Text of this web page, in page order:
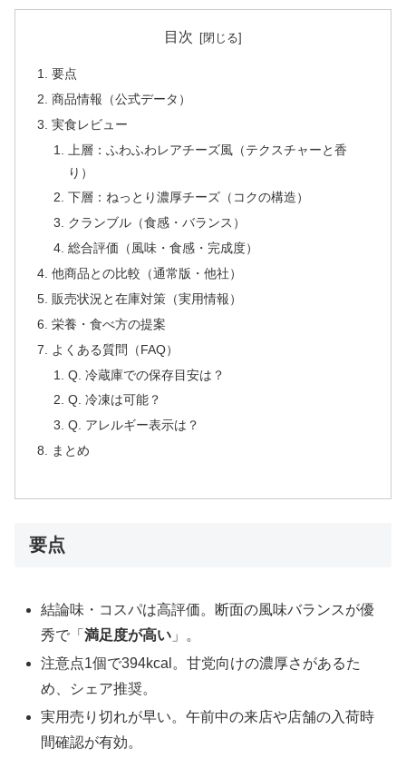
目次
要点
商品情報（公式データ）
実食レビュー
上層：ふわふわレアチーズ風（テクスチャーと香
り）
下層：ねっとり濃厚チーズ（コクの構造）
クランブル（食感・バランス）
総合評価（風味・食感・完成度）
他商品との比較（通常版・他社）
販売状況と在庫対策（実用情報）
栄養・食べ方の提案
よくある質問（FAQ）
Q. 冷蔵庫での保存目安は？
Q. 冷凍は可能？
Q. アレルギー表示は？
まとめ
要点
結論味・コスパは高評価。断面の風味バランスが優
秀で「満足度が高い 」。
注意点1個で394kcal。甘党向けの濃厚さがあるた
め、シェア推奨。
実用売り切れが早い。午前中の来店や店舗の入荷時
間確認が有効。